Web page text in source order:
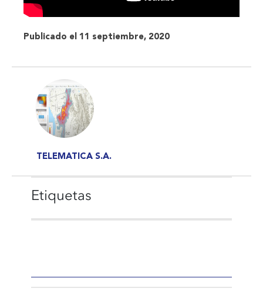
Publicado el 11 septiembre, 2020
TELEMATICA S.A.
Etiquetas